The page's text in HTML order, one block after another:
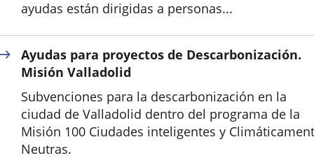
ayudas están dirigidas a personas...
Inicio
Ayudas para proyectos de Descarbonización.
Misión Valladolid
Subvenciones para la descarbonización en la
ciudad de Valladolid dentro del programa de la
Misión 100 Ciudades inteligentes y
Neutras.